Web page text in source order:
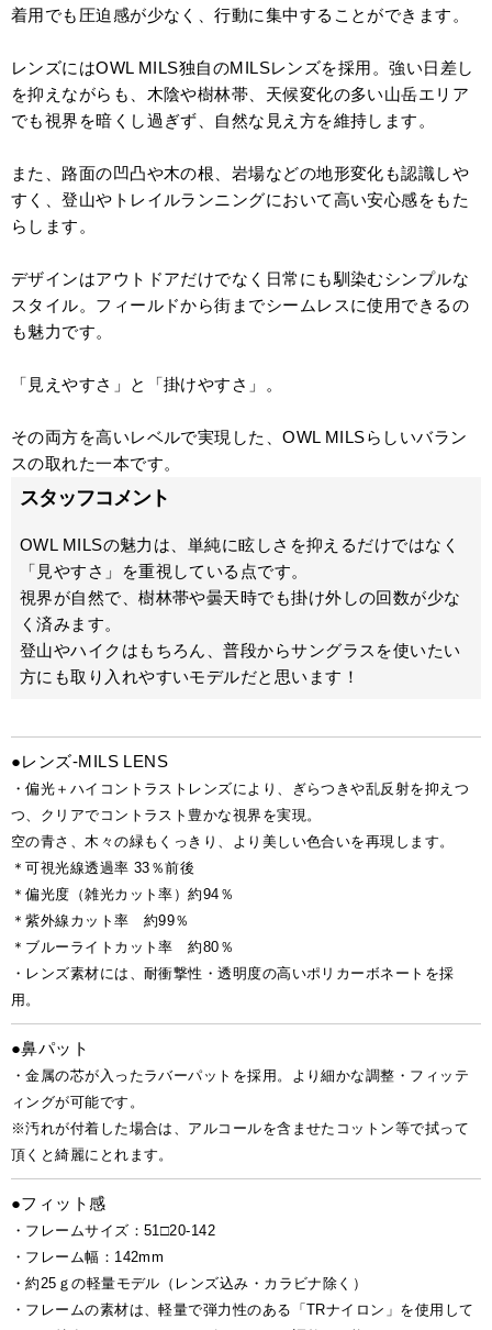
着用でも圧迫感が少なく、行動に集中することができます。
レンズにはOWL MILS独自のMILSレンズを採用。強い日差し
を抑えながらも、木陰や樹林帯、天候変化の多い山岳エリア
でも視界を暗くし過ぎず、自然な見え方を維持します。
また、路面の凹凸や木の根、岩場などの地形変化も認識しや
すく、登山やトレイルランニングにおいて高い安心感をもた
らします。
デザインはアウトドアだけでなく日常にも馴染むシンプルな
スタイル。フィールドから街までシームレスに使用できるの
も魅力です。
「見えやすさ」と「掛けやすさ」。
その両方を高いレベルで実現した、OWL MILSらしいバラン
スの取れた一本です。
スタッフコメント
OWL MILSの魅力は、単純に眩しさを抑えるだけではなく
「見やすさ」を重視している点です。
視界が自然で、樹林帯や曇天時でも掛け外しの回数が少な
く済みます。
登山やハイクはもちろん、普段からサングラスを使いたい
方にも取り入れやすいモデルだと思います！
●レンズ-MILS LENS
・偏光＋ハイコントラストレンズにより、ぎらつきや乱反射を抑えつ
つ、クリアでコントラスト豊かな視界を実現。
空の青さ、木々の緑もくっきり、より美しい色合いを再現します。
＊可視光線透過率 33％前後
＊偏光度（雑光カット率）約94％
＊紫外線カット率 約99％
＊ブルーライトカット率 約80％
・レンズ素材には、耐衝撃性・透明度の高いポリカーボネートを採
用。
●鼻パット
・金属の芯が入ったラバーパットを採用。より細かな調整・フィッテ
ィングが可能です。
※汚れが付着した場合は、アルコールを含ませたコットン等で拭って
頂くと綺麗にとれます。
●フィット感
・フレームサイズ：51□20-142
・フレーム幅：142mm
・約25ｇの軽量モデル（レンズ込み・カラビナ除く）
・フレームの素材は、軽量で弾力性のある「TRナイロン」を使用して